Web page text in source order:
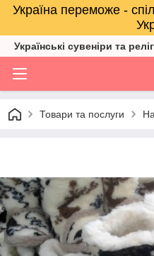
Україна переможе -
Українські сувеніри та
Товари та послуги